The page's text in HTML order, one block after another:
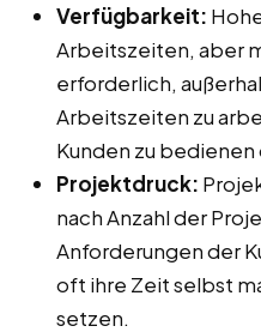
Verfügbarkeit:
Arbeitszeiten, aber
erforderlich,
Arbeitszeiten zu
Kunden zu
Projektdruck:
nach Anzahl der
Anforderungen der
oft ihre Zeit selbst
setzen.